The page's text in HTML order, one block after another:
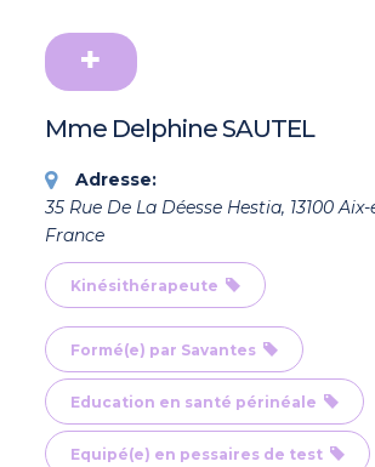
Mme Delphine SAUTEL
Adresse:
35 Rue De La Déesse Hestia, 13100
France
Kinésithérapeute
Formé(e) par Savantes
Education en santé périnéale
Equipé(e) en pessaires de test